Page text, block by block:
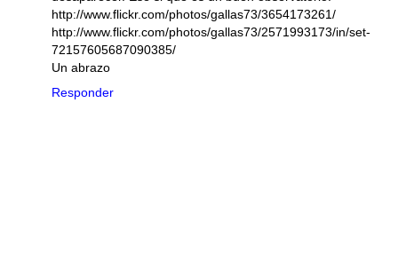
http://www.flickr.com/photos/gallas73/3654173261/
http://www.flickr.com/photos/gallas73/2571993173/in/set-
72157605687090385/
Un abrazo
Responder